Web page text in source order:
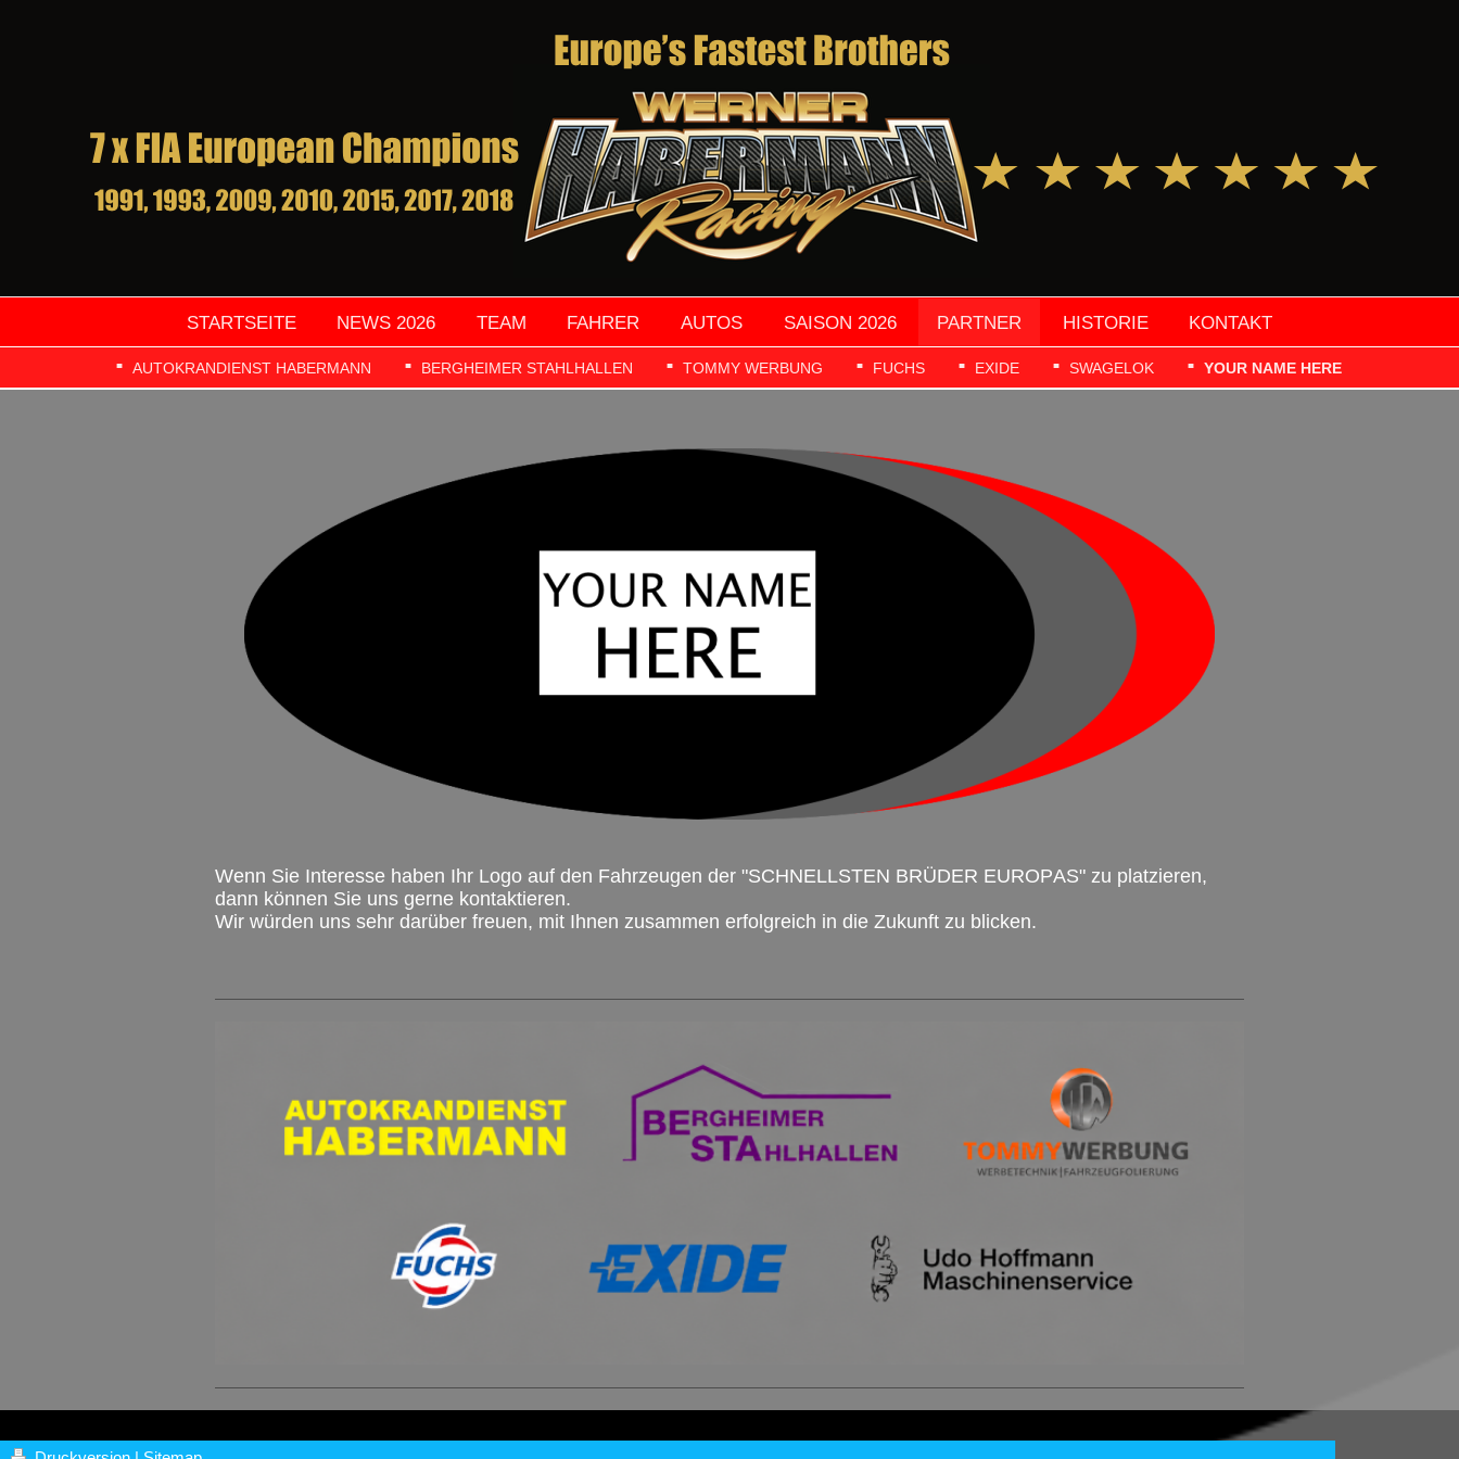
STARTSEITE NEWS 2026 TEAM FAHRER AUTOS SAISON 2026 PARTNER HISTORIE KONTAKT
AUTOKRANDIENST HABERMANN BERGHEIMER STAHLHALLEN TOMMY WERBUNG FUCHS EXIDE SWAGELOK YOUR NAME HERE
Wenn Sie Interesse haben Ihr Logo auf den Fahrzeugen der "SCHNELLSTEN BRÜDER EUROPAS" zu platzieren,
dann können Sie uns gerne kontaktieren.
Wir würden uns sehr darüber freuen, mit Ihnen zusammen erfolgreich in die Zukunft zu blicken.